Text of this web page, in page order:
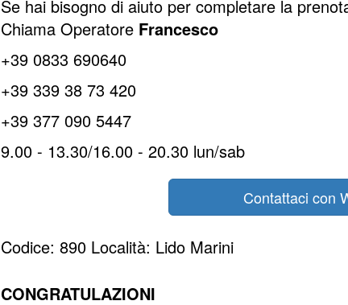
Se hai bisogno di aiuto per completare la
Chiama Operatore Francesco
+39 0833 690640
+39 339 38 73 420
+39 377 090 5447
9.00 - 13.30/16.00 - 20.30 lun/sab
Contattaci con
Codice: 890 Località: Lido Marini
CONGRATULAZIONI